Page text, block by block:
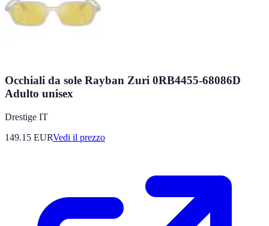
Occhiali da sole Rayban Zuri 0RB4455-68086D
Adulto unisex
Drestige IT
149.15 EURVedi il prezzo